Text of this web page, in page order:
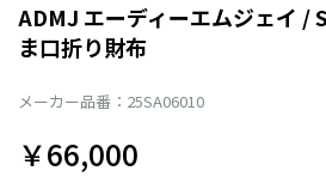
ADMJ エーディーエムジェイ /
ま口折り財布
メーカー品番：25SA06010
￥66,000